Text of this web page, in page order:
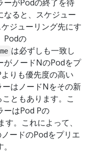
ーがPodの終了を待
なると、スケジュー
ジューリング先にす
Podの
は必ずしも一致し
がノードNのPodをプ
りも優先度の高い
はノードNをその新
ともあります。こ
ーはPod Pの
す。これによって、
ードのPodをプリエ